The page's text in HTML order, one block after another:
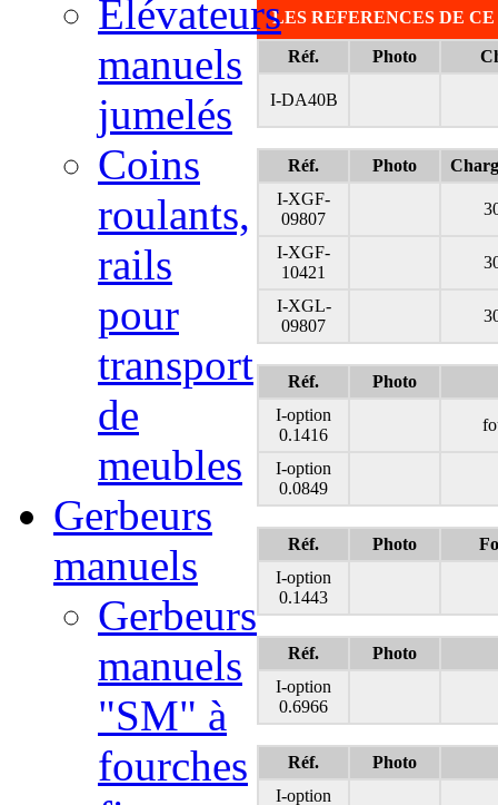
LES REFERENCES DE
Réf. Photo
I-DA40B
Réf. Photo
I-XGF-
09807
I-XGF-
10421
I-XGL-
09807
Réf.
Photo
I-option
0.1416
I-option
0.0849
Réf. Photo
I-option
0.1443
Réf.
Photo
I-option
0.6966
Réf.
Photo
I-option
Elévateurs
manuels
jumelés
Coins
roulants,
rails
pour
transport
de
meubles
Gerbeurs
manuels
Gerbeurs
manuels
"SM" à
fourches